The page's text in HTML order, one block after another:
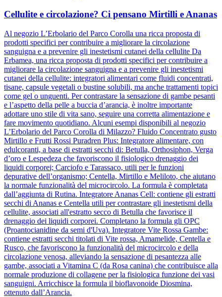
Cellulite e circolazione? Ci pensano Mirtilli e Ananas
Al negozio L’Erbolario del Parco Corolla una ricca proposta di
prodotti specifici per contribuire a migliorare la circolazione
sanguigna e a prevenire gli inestetismi cutanei della cellulite Da
Erbamea, una ricca proposta di prodotti specifici per contribuire a
migliorare la circolazione sanguigna e a prevenire gli inestetismi
cutanei della cellulite: integratori alimentari come fluidi concentrati,
tisane, capsule vegetali o bustine solubili, ma anche trattamenti topici
come gel o unguenti. Per contrastare la sensazione di gambe pesanti
e l’aspetto della pelle a buccia d’arancia, è inoltre importante
adottare uno stile di vita sano, seguire una corretta alimentazione e
fare movimento quotidiano. Alcuni esempi disponibili al negozio
L’Erbolario del Parco Corolla di Milazzo? Fluido Concentrato gusto
Mirtillo e Frutti Rossi Puradren Plus: Integratore alimentare, con
edulcoranti, a base di estratti secchi di: Betulla, Orthosiphon, Verga
d’oro e Lespedeza che favoriscono il fisiologico drenaggio dei
liquidi corporei; Carciofo e Tarassaco, utili per le funzioni
depurative dell’organismo; Centella, Mirtillo e Meliloto, che aiutano
la normale funzionalità del microcircolo. La formula è completata
dall’aggiunta di Rutina. Integratore Ananas Cell: contiene gli estratti
secchi di Ananas e Centella utili per contrastare gli inestetismi della
cellulite, associati all'estratto secco di Betulla che favorisce il
drenaggio dei liquidi corporei. Completano la formula gli OPC
(Proantocianidine da semi d'Uva). Integratore Vite Rossa Gambe:
contiene estratti secchi titolati di Vite rossa, Amamelide, Centella e
Rusco, che favoriscono la funzionalità del microcircolo e della
circolazione venosa, alleviando la sensazione di pesantezza alle
gambe, associati a Vitamina C (da Rosa canina) che contribuisce alla
normale produzione di collagene per la fisiologica funzione dei vasi
sanguigni. Arricchisce la formula il bioflavonoide Diosmina,
ottenuto dall’Arancia.